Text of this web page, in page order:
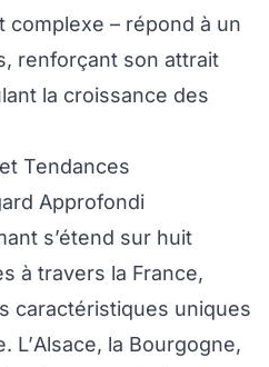
complexe – répond à un
renforçant son attrait
la croissance des
Tendances
Approfondi
s’étend sur huit
à travers la France,
caractéristiques uniques
L’Alsace, la Bourgogne,